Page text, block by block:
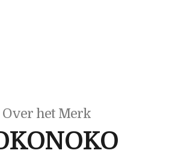
Over het Merk